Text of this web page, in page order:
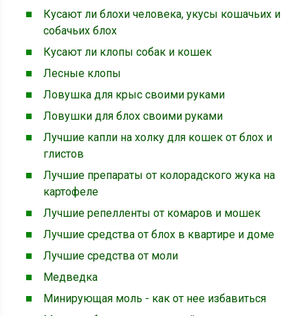
Кусают ли блохи человека, укусы кошачьих и
собачьих блох
Кусают ли клопы собак и кошек
Лесные клопы
Ловушка для крыс своими руками
Ловушки для блох своими руками
Лучшие капли на холку для кошек от блох и
глистов
Лучшие препараты от колорадского жука на
картофеле
Лучшие репелленты от комаров и мошек
Лучшие средства от блох в квартире и доме
Лучшие средства от моли
Медведка
Минирующая моль - как от нее избавиться